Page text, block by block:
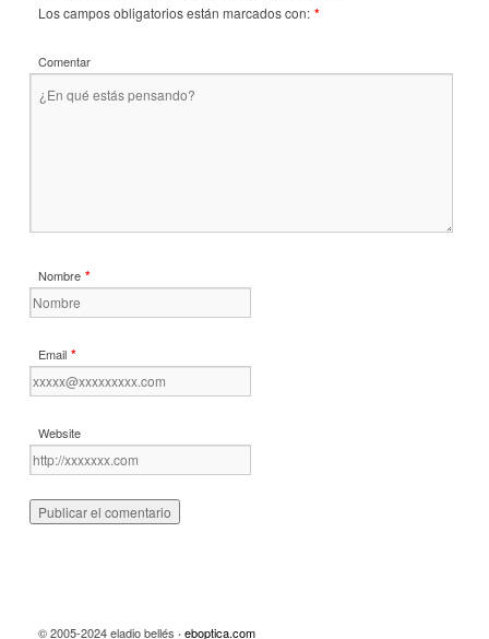
Los campos obligatorios están marcados con: *
Comentar
Nombre *
Email *
Website
© 2005-2024 eladio bellés · eboptica.com